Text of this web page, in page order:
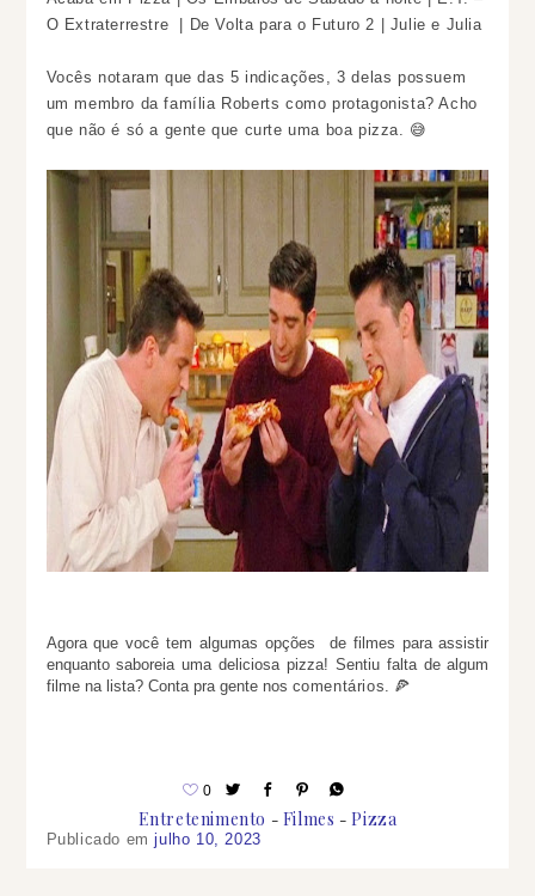
O Extraterrestre | De Volta para o Futuro 2 | Julie e Julia
Vocês notaram que das 5 indicações, 3 delas possuem
um membro da família Roberts como protagonista? Acho
que não é só a gente que curte uma boa pizza. 😅
Agora que você tem algumas opções de filmes para assistir
enquanto saboreia uma deliciosa pizza! Sentiu falta de algum
filme na lista? Conta pra gente nos comentários . 🍕
0
Entretenimento Filmes Pizza
Publicado emjulho 10, 2023